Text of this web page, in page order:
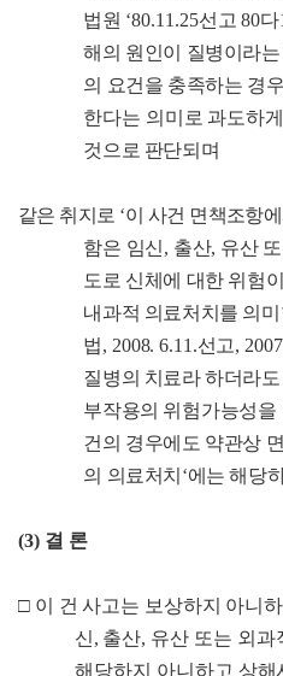
법원 ‘80.11.25선고80다
해의 원인이 질병이라
의 요건을 충족하는 경
한다는 의미로 과도하
것으로 판단되며
같은 취지로 ‘이 사건 면책조항
함은 임신, 출산, 유산
도로 신체에 대한 위험
내과적 의료처치를 의
법, 2008. 6.11.선고, 2007
질병의 치료라 하더라
부작용의 위험가능성을
건의 경우에도 약관상
의 의료처치 ‘에는 해당
(3) 결 론
□ 이 건 사고는 보상하지 아니
신, 출산, 유산 또는 외과
해당하지 아니하고 상해